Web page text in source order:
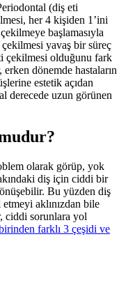
(diş eti
her 4 kişiden 1’ini
başlamasıyla
yavaş bir süreç
çekilmesi olduğunu fark
dönemde hastaların
estetik açıdan
derecede uzun görünen
olarak görüp, yok
diş için ciddi bir
Bu yüzden diş
aklınızdan bile
ciddi sorunlara yol
farklı 3 çeşidi ve